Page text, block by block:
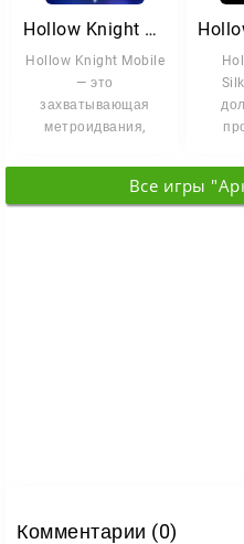
Hollow Knight Mobile
Hollow Knight Mobile
— это
захватывающая
метроидвания,
путешествие по
Все игры
Комментарии (0)